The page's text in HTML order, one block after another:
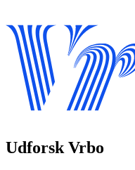
Udforsk Vrbo